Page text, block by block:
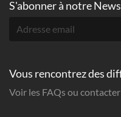
S'abonner à notre
Vous rencontrez des
Voir les FAQs ou